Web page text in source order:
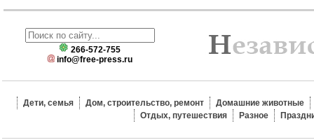
266-572-755
info@free-press.ru
Дети, семья Дом, строительство, ремонт
Домашние животные
Отдых, путешествия
Разное